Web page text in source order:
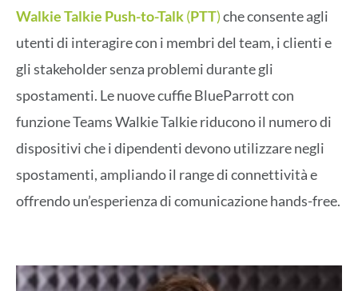
Walkie Talkie Push-to-Talk(PTT)che consente agli
utenti di interagire con i membri del team, i clienti e
gli stakeholder senza problemi durante gli
spostamenti. Le nuove cuffie BlueParrott con
funzione Teams Walkie Talkie riducono il numero di
dispositivi che i dipendenti devono utilizzare negli
spostamenti, ampliando il range di connettività e
offrendo un’esperienza di comunicazione hands-free.